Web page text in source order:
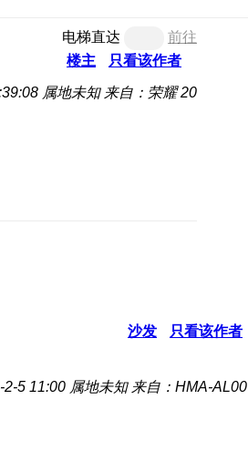
电梯直达
前往
楼主
只看该作者
属地未知 来自：荣耀 20
沙发 只看该作者
2-5 11:00 属地未知 来自：HMA-AL00